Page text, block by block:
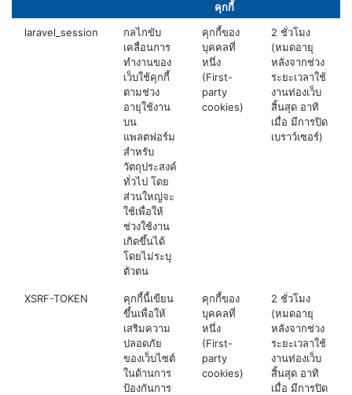
คุกกี้
laravel_session
กลไกขับ
เคลื่อนการ
ทำงานของ
เว็บใช้คุกกี้
ตามช่วง
อายุใช้งาน
บน
แพลตฟอร์ม
สำหรับ
วัตถุประสงค์
ทั่วไป โดย
ส่วนใหญ่จะ
ใช้เพื่อให้
ช่วงใช้งาน
เกิดขึ้นได้
โดยไม่ระบุ
ตัวตน
คุกกี้ของ
บุคคลที่
หนึ่ง
(First-
party
cookies)
2 ชั่วโมง
(หมดอายุ
หลังจากช่วง
ระยะเวลาใช้
งานท่องเว็บ
สิ้นสุด อาทิ
เมื่อ มีการปิด
เบราว์เซอร์)
XSRF-TOKEN
คุกกี้นี้เขียน
ขึ้นเพื่อให้
เสริมความ
ปลอดภัย
ของเว็บไซต์
ในด้านการ
ป้องกันการ
คุกกี้ของ
บุคคลที่
หนึ่ง
(First-
party
cookies)
2 ชั่วโมง
(หมดอายุ
หลังจากช่วง
ระยะเวลาใช้
งานท่องเว็บ
สิ้นสุด อาทิ
เมื่อ มีการปิด